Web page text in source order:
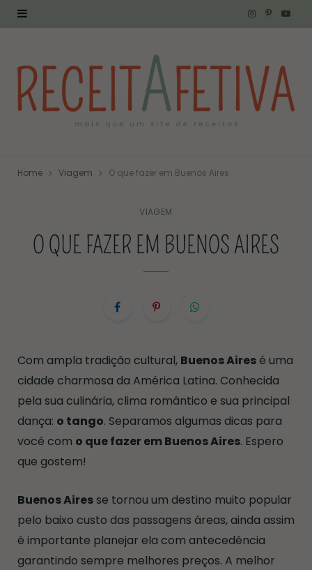
I
t
m
P
t
Y
T
Home Viagem O que fazer em Buenos Aires
VIAGEM
O QUE FAZER EM BUENOS AIRES
Com ampla tradição cultural, Buenos Airesé uma
cidade charmosa da América Latina. Conhecida
pela sua culinária, clima romântico e sua principal
dança: o tango. Separamos algumas dicas para
você com o que fazer em Buenos Aires. Espero
que gostem!
Buenos Airesse tornou um destino muito popular
pelo baixo custo das passagens áreas, ainda assim
é importante planejar ela com antecedência
garantindo sempre melhores preços. A melhor